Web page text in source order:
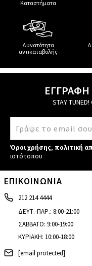
Καταστήματα
Δυνατότητα
αντικαταβολής
ΕΓΓΡΑΦΗ
STAY
Όροι χρήσης, πολιτική
ιστότοπου
ΕΠΙΚΟΙΝΩΝΙΑ
212 214 4444
ΔΕΥΤ.-ΠΑΡ.: 8:00-21:00
ΣΑΒΒΑΤΟ: 9:00-19:00
ΚΥΡΙΑΚΗ: 10:00-18:00
[email protected]